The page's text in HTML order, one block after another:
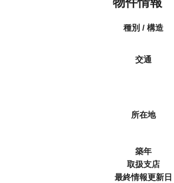
種別 / 構造
交通
所在地
築年
取扱支店
最終情報更新日